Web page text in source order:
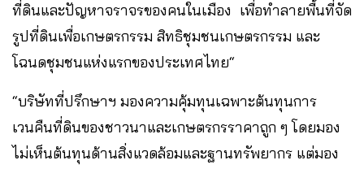
ที่ดินและปัญหาจราจรของคนในเมือง เพื่อทำลายพื้นที่จัด
รูปที่ดินเพื่อเกษตรกรรม สิทธิชุมชนเกษตรกรรม และ
โฉนดชุมชนแห่งแรกของประเทศไทย“
“บริษัทที่ปรึกษาฯ มองความคุ้มทุนเฉพาะต้นทุนการ
เวนคืนที่ดินของชาวนาและเกษตรกรราคาถูก ๆ โดยมอง
ไม่เห็นต้นทุนด้านสิ่งแวดล้อมและฐานทรัพยากร แต่มอง